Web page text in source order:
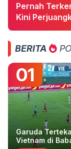
Pernah
Kini
BERITA
01
Garuda
Vietnam di